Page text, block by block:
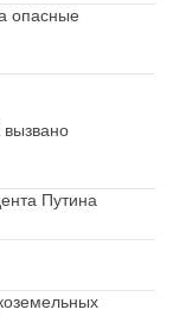
опасные
Путина